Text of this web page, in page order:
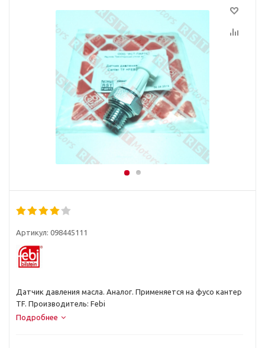
Артикул: 098445111
Датчик давления масла. Аналог. Применяется на фусо кантер
TF. Производитель: Febi
Подробнее